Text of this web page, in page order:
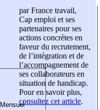
par France travail,
Cap emploi et ses
partenaires pour ses
actions concrètes en
faveur du recrutement,
de l’intégration et de
l’accompagnement de
ses collaborateurs en
situation de handicap.
Pour en savoir plus,
consultez cet article.